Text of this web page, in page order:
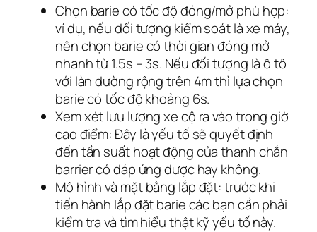
Chọn barie có tốc độ đóng/mở phù hợp:
ví dụ, nếu đối tượng kiểm soát là xe máy,
nên chọn barie có thời gian đóng mở
nhanh từ 1.5s – 3s. Nếu đối tượng là ô tô
với làn đường rộng trên 4m thì lựa chọn
barie có tốc độ khoảng 6s.
Xem xét lưu lượng xe cộ ra vào trong giờ
cao điểm: Đây là yếu tố sẽ quyết định
đến tần suất hoạt động của thanh chắn
barrier có đáp ứng được hay không.
Mô hình và mặt bằng lắp đặt: trước khi
tiến hành lắp đặt barie các bạn cần phải
kiểm tra và tìm hiểu thật kỹ yếu tố này.